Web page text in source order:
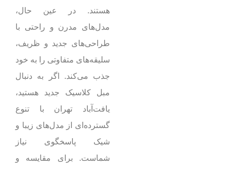
هستند. در عین حال،
مدل‌های مدرن و راحتی با
طراحی‌های جدید و ظریف،
سلیقه‌های متفاوتی را به خود
جذب می‌کند. اگر به دنبال
مبل کلاسیک جدید هستید،
یافت‌آباد تهران با تنوع
گسترده‌ای از مدل‌های زیبا و
شیک پاسخگوی نیاز
شماست. برای مقایسه و